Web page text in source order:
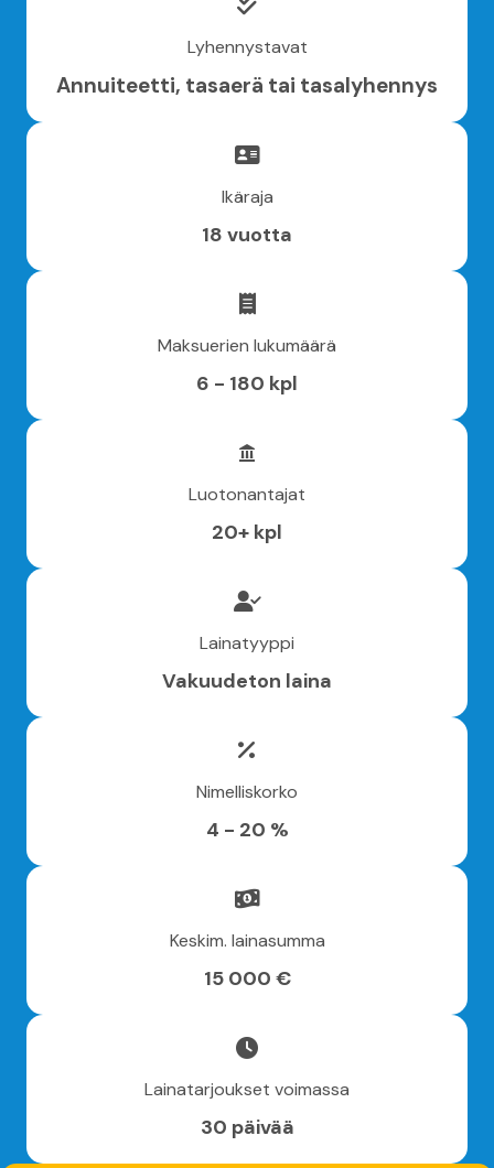
Lyhennystavat
Annuiteetti, tasaerä tai tasalyhennys
Ikäraja
18 vuotta
Maksuerien lukumäärä
6 - 180 kpl
Luotonantajat
20+ kpl
Lainatyyppi
Vakuudeton laina
Nimelliskorko
4 - 20 %
Keskim. lainasumma
15 000 €
Lainatarjoukset voimassa
30 päivää